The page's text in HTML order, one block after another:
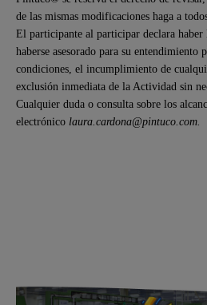
de las mismas modificaciones haga a
El participante al participar declara
haberse asesorado para su
condiciones, el incumplimiento de
exclusión inmediata de la Actividad sin
Cualquier duda o consulta sobre los
electrónico laura.cardona@pintuco.com.